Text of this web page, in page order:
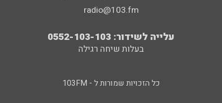
radio@103.fm
עלייה לשידור: 0552-103-103
בעלות שיחה רגילה
כל הזכויות שמורות ל - 103FM